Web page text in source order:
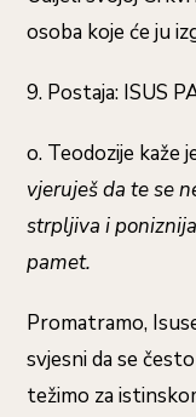
osoba koje će ju
9. Postaja: ISUS
o. Teodozije kaže
vjeruješ da te se
strpljiva i
pamet.
Promatramo,
svjesni da se
težimo za